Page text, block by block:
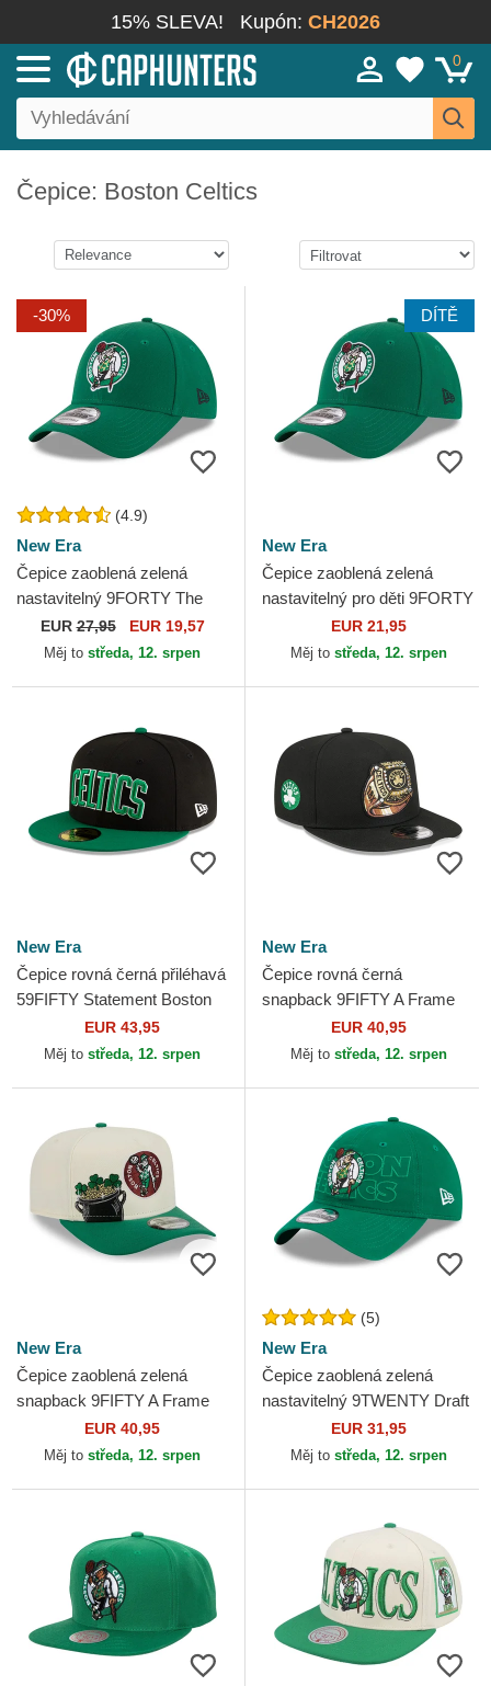
15% SLEVA! Kupón: CH2026
0
Čepice: Boston Celtics
-30%
(4.9)
New Era
Čepice zaoblená zelená
nastavitelný 9FORTY The
League Boston Celtics NBA
New Era
EUR27,95 EUR 19,57
Měj to středa, 12. srpen
DÍTĚ
New Era
Čepice zaoblená zelená
nastavitelný pro děti 9FORTY
The League Boston Celtics
NBA New Era
EUR 21,95
Měj to středa, 12. srpen
New Era
Čepice rovná černá přiléhavá
59FIFTY Statement Boston
Celtics NBA New Era
EUR 43,95
Měj to středa, 12. srpen
New Era
Čepice rovná černá
snapback 9FIFTY A Frame
Ring Boston Celtics NBA
New Era
EUR 40,95
Měj to středa, 12. srpen
New Era
Čepice zaoblená zelená
snapback 9FIFTY A Frame
Precurved Hardwood
Classics Boston Celtics NBA
EUR 40,95
Měj to středa, 12. srpen
(5)
New Era
Čepice zaoblená zelená
nastavitelný 9TWENTY Draft
Edition 2023 Boston Celtics
NBA New Era
EUR 31,95
Měj to středa, 12. srpen